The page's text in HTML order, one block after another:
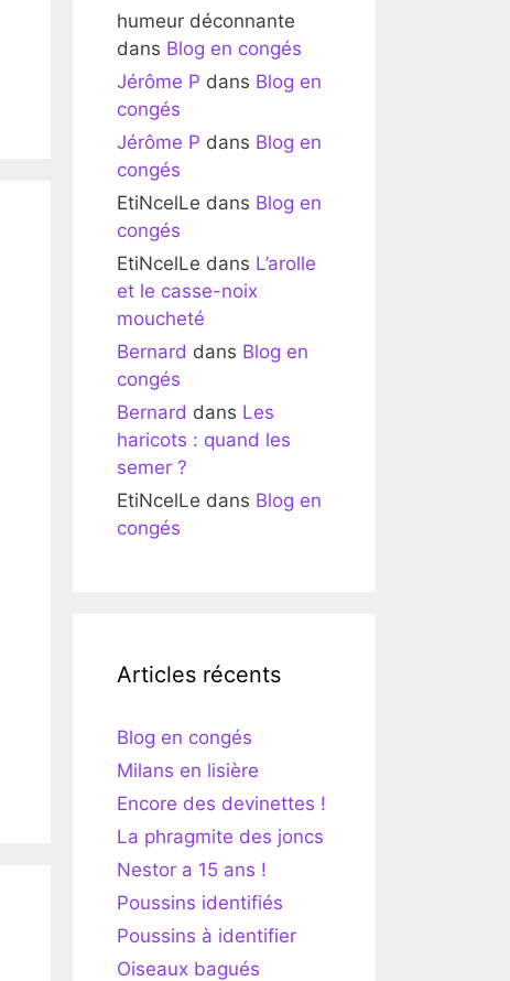
humeur déconnante
dans Blog en congés
Jérôme P dans Blog en
congés
Jérôme P dans Blog en
congés
EtiNcelLe dans Blog en
congés
EtiNcelLe dans L’arolle
et le casse-noix
moucheté
Bernard dans Blog en
congés
Bernard dans Les
haricots : quand les
semer ?
EtiNcelLe dans Blog en
congés
Articles récents
Blog en congés
Milans en lisière
Encore des devinettes !
La phragmite des joncs
Nestor a 15 ans !
Poussins identifiés
Poussins à identifier
Oiseaux bagués